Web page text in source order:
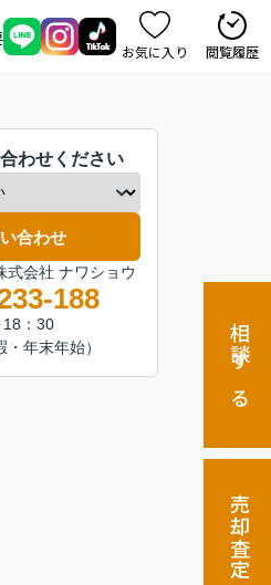
お気に入り 閲覧履歴
相談する
売却査定
わせください
合わせ
式会社 ナワショウ
188
：30
・年末年始）